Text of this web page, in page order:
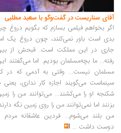
آقای سناریست در گفت‌وگو با سعید مطلبی
اگر بخواهم فیلمی بسازم که بگویم دروغ
بدی است باور نمی‌کنند، چون دروغ یک
جاری در این مملکت است. قبحش از
رفته... ما بچه‌مسلمان بودیم. اما می‌گفتند
مسلمان نیست... وقتی به آدمی که در
سینماست می‌گویند اجازه کار نداری، یعنی
شکنجه او را می‌کشند... می‌توانند من را
بزنند اما نمی‌توانند من را روی زمین نگه
من بلند می‌شوم... فردین عاشقانه مردم
دوست داشت ...